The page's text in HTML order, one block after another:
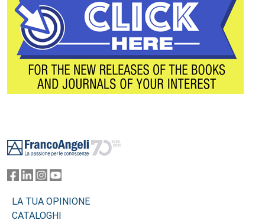
LA TUA OPINIONE
CATALOGHI